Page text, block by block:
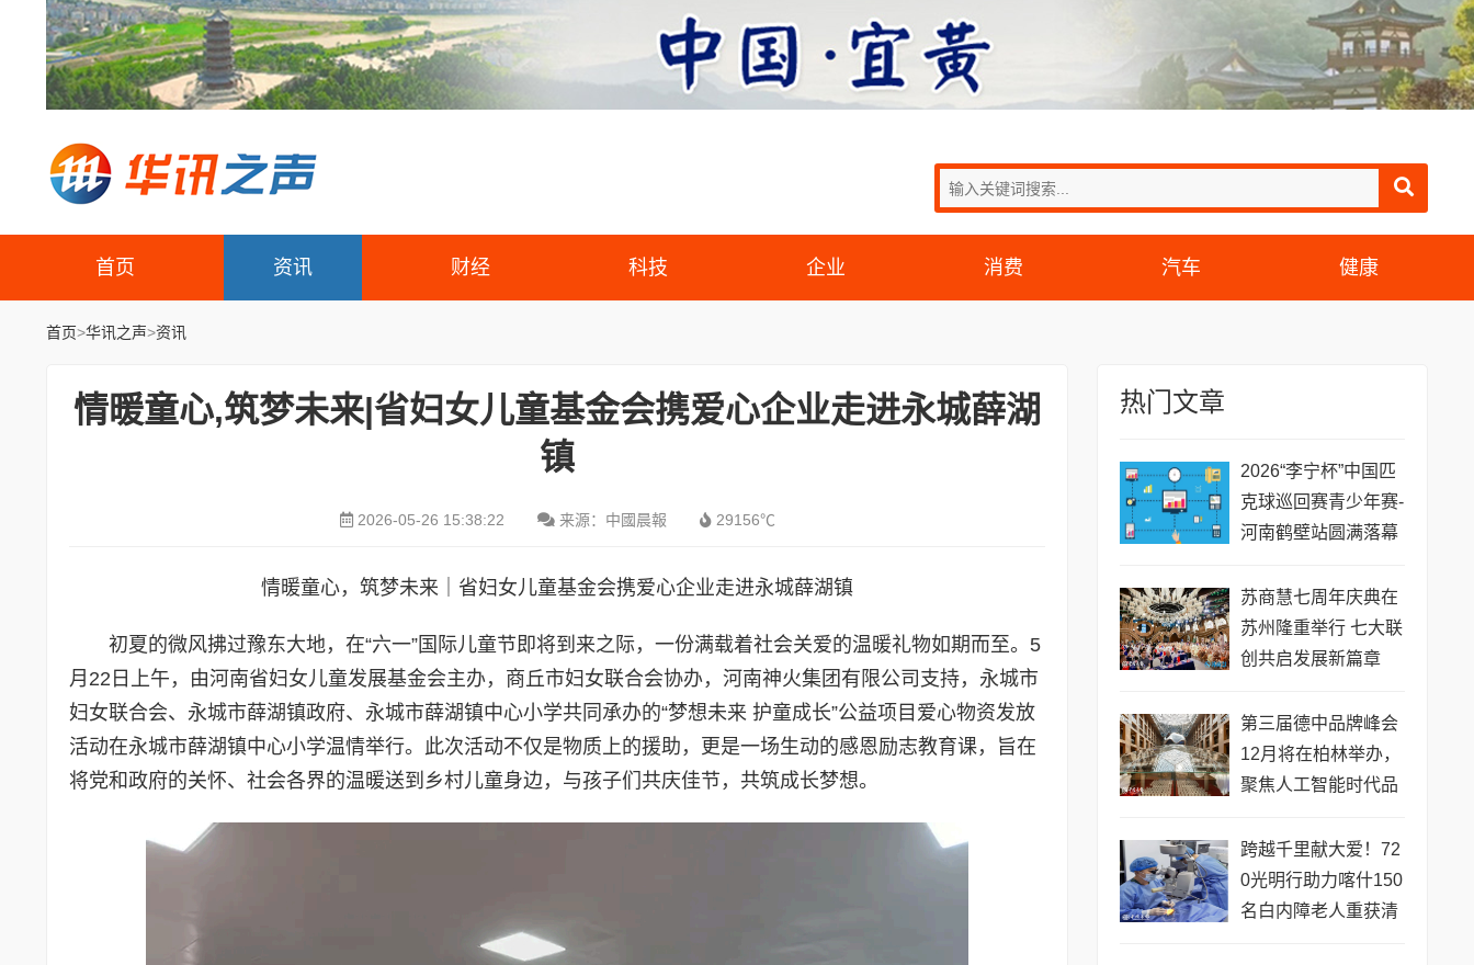
首页 资讯 财经 科技 企业 消费 汽车 健康
首页>华讯之声>资讯
情暖童心,筑梦未来|省妇女儿童基金会携爱心企业走进永城薛湖
镇
2026-05-26 15:38:22 来源：中國晨報 29156℃
情暖童心，筑梦未来｜省妇女儿童基金会携爱心企业走进永城薛湖镇
初夏的微风拂过豫东大地，在“六一”国际儿童节即将到来之际，一份满载着社会关爱的温暖礼物如期而至。5
月22日上午，由河南省妇女儿童发展基金会主办，商丘市妇女联合会协办，河南神火集团有限公司支持，永城市
妇女联合会、永城市薛湖镇政府、永城市薛湖镇中心小学共同承办的“梦想未来 护童成长”公益项目爱心物资发放
活动在永城市薛湖镇中心小学温情举行。此次活动不仅是物质上的援助，更是一场生动的感恩励志教育课，旨在
将党和政府的关怀、社会各界的温暖送到乡村儿童身边，与孩子们共庆佳节，共筑成长梦想。
热门文章
2026“李宁杯”中国匹
克球巡回赛青少年赛-
河南鹤壁站圆满落幕
苏商慧七周年庆典在
苏州隆重举行 七大联
创共启发展新篇章
第三届德中品牌峰会
12月将在柏林举办，
聚焦人工智能时代品
跨越千里献大爱！72
0光明行助力喀什150
名白内障老人重获清